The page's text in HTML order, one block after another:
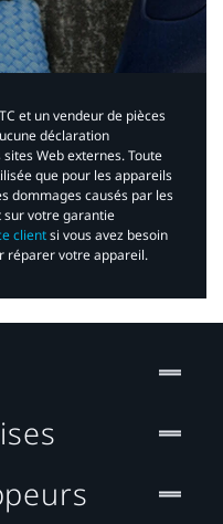
et un vendeur de pièces
déclaration
Web externes. Toute
que pour les appareils
dommages causés par les
sur votre garantie
clientsi vous avez besoin
réparer votre appareil.​